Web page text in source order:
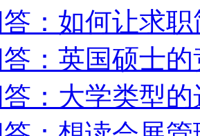
：如何让求
：英国硕士
：大学类型